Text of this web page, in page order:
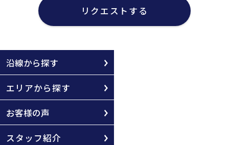
リクエストする
沿線から探す
エリアから探す
お客様の声
スタッフ紹介